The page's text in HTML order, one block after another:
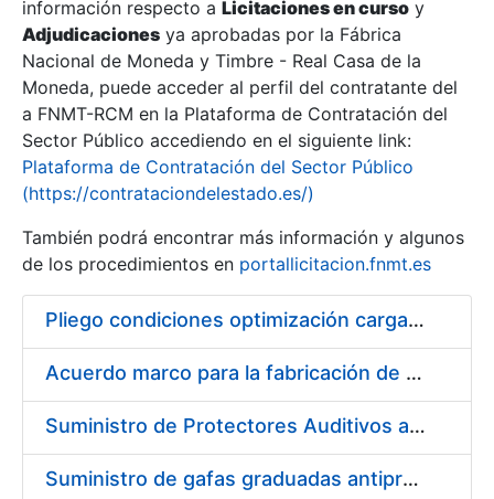
Show/Hide
Show/Hide
información respecto a Licitaciones en curso y
Adjudicaciones ya aprobadas por la Fábrica
Nacional de Moneda y Timbre - Real Casa de la
Moneda, puede acceder al perfil del contratante del
a FNMT-RCM en la Plataforma de Contratación del
Sector Público accediendo en el siguiente link:
Plataforma de Contratación del Sector Público
(https://contrataciondelestado.es/)
También podrá encontrar más información y algunos
de los procedimientos en portallicitacion.fnmt.es
Pliego condiciones optimización cargas compras firmado
Acuerdo marco para la fabricación de piezas
Suministro de Protectores Auditivos a medida para las personas trabajadoras de los Centros de Trabajo de Madrid y Burgos
Suministro de gafas graduadas antiproyecciones para los trabajadores de la FNMT-RCM en los centros de trabajo de Madrid y Burgos